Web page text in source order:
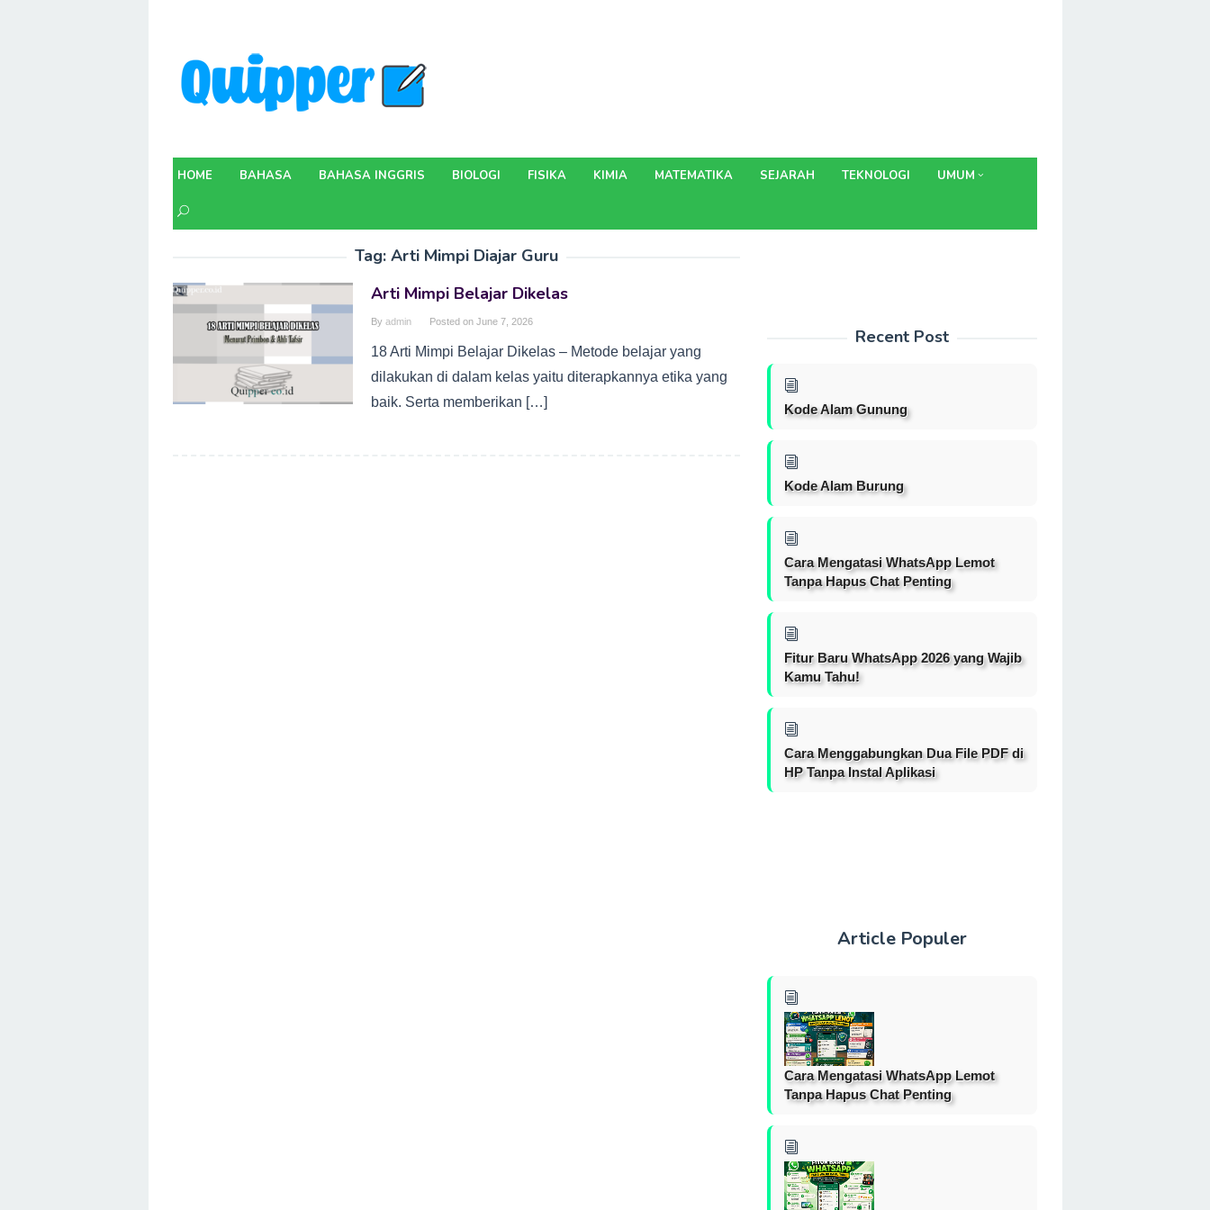
content
HOME BAHASA BAHASA INGGRIS BIOLOGI FISIKA KIMIA MATEMATIKA SEJARAH TEKNOLOGI UMUM
Tag: Arti Mimpi Diajar Guru
Arti Mimpi Belajar Dikelas
By admin Posted on June 7, 2026
18 Arti Mimpi Belajar Dikelas – Metode belajar yang
dilakukan di dalam kelas yaitu diterapkannya etika yang
baik. Serta memberikan […]
Recent Post
Kode Alam Gunung
Kode Alam Burung
Cara Mengatasi WhatsApp Lemot
Tanpa Hapus Chat Penting
Fitur Baru WhatsApp 2026 yang Wajib
Kamu Tahu!
Cara Menggabungkan Dua File PDF di
HP Tanpa Instal Aplikasi
Article Populer
Cara Mengatasi WhatsApp Lemot
Tanpa Hapus Chat Penting